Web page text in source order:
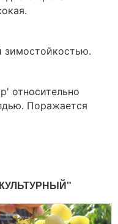
зимостойкостью.
относительно
Поражается